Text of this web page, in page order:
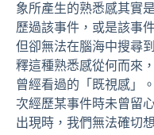
象所產生的熟悉感其實
歷過該事件，或是該事
但卻無法在腦海中搜尋
釋這種熟悉感從何而來
曾經看過的「既視感」
次經歷某事件時未曾留
出現時，我們無法確切